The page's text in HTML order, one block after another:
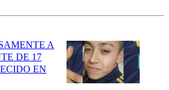
A
DE 17
EN